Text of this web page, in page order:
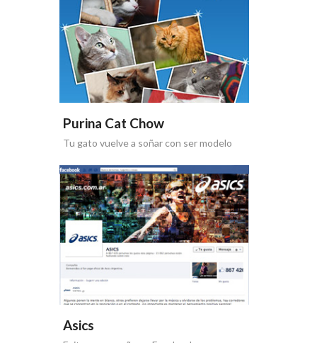
Purina Cat Chow
Tu gato vuelve a soñar con ser modelo
Asics